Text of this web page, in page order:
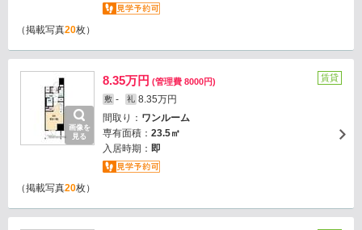
（掲載写真20枚）
画像を
見る
8.35万円 (管理費 8000円)
敷 - 礼 8.35万円
間取り： ワンルーム
専有面積： 23.5㎡
入居時期： 即
賃貸
（掲載写真20枚）